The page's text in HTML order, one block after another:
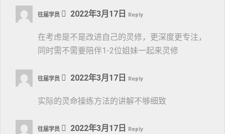
往届学员 2022年3月17日 Reply
在考虑是不是改进自己的灵修，更深度更专注，
同时需不需要陪伴1-2位姐妹一起来灵修
往届学员 2022年3月17日 Reply
实际的灵命操练方法的讲解不够细致
往届学员 2022年3月17日 Reply